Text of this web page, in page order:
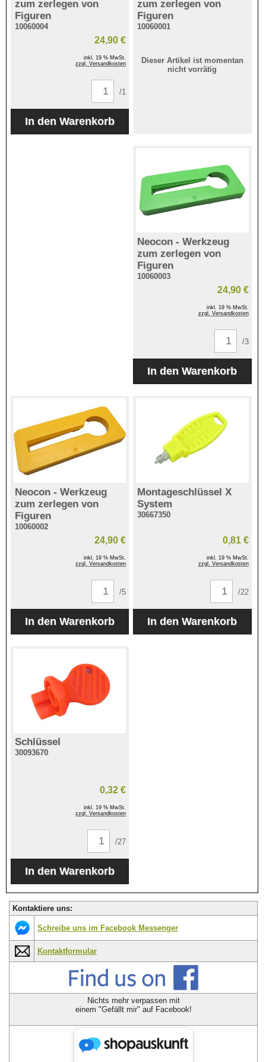
zum zerlegen von
Figuren
10060004
24,90 €
inkl. 19 % MwSt.
zzgl. Versandkosten
/1
zum zerlegen von
Figuren
10060001
Dieser Artikel ist momentan
nicht vorrätig
Neocon - Werkzeug
zum zerlegen von
Figuren
10060003
24,90 €
inkl. 19 % MwSt.
zzgl. Versandkosten
/3
Neocon - Werkzeug
zum zerlegen von
Figuren
10060002
24,90 €
inkl. 19 % MwSt.
zzgl. Versandkosten
/5
Montageschlüssel X
System
30667350
0,81 €
inkl. 19 % MwSt.
zzgl. Versandkosten
/22
Schlüssel
30093670
0,32 €
inkl. 19 % MwSt.
zzgl. Versandkosten
/27
Kontaktiere uns:
Schreibe uns im Facebook Messenger
Kontaktformular
Nichts mehr verpassen mit
einem "Gefällt mir" auf Facebook!